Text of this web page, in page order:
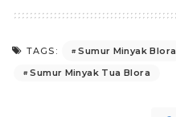
TAGS: Sumur Minyak Blora
Sumur Minyak Tua Blora